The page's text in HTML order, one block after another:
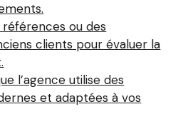
ou des
clients pour évaluer la
l’agence utilise des
et adaptées à vos